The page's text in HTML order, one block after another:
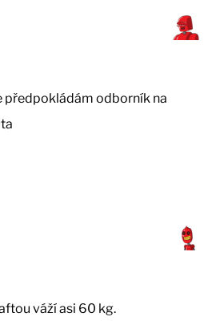
předpokládám odborník na
váží asi 60 kg.